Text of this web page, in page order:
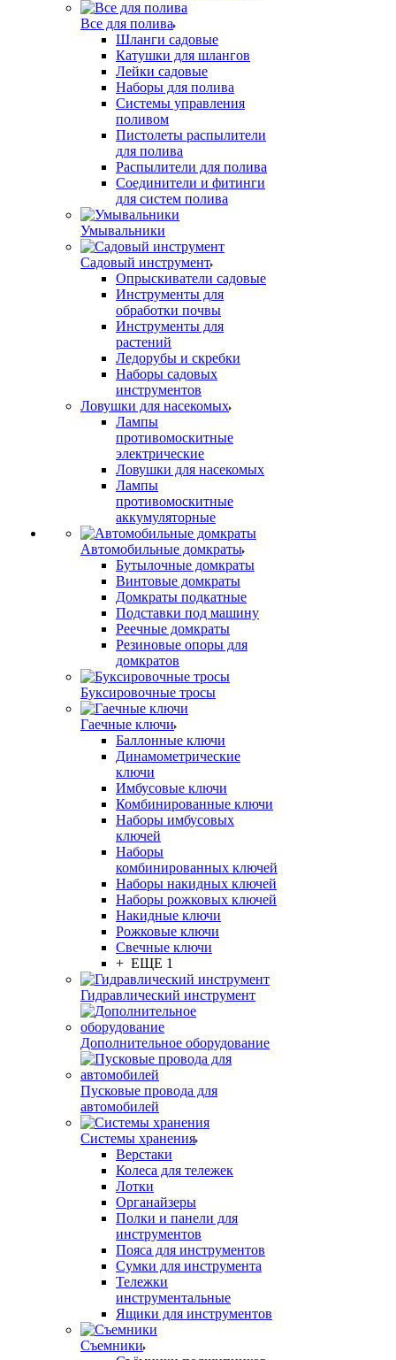
Все для полива
Шланги садовые
Катушки для шлангов
Лейки садовые
Наборы для полива
Системы управления
поливом
Пистолеты распылители
для полива
Распылители для полива
Соединители и фитинги
для систем полива
Умывальники
Садовый инструмент
Опрыскиватели садовые
Инструменты для
обработки почвы
Инструменты для
растений
Ледорубы и скребки
Наборы садовых
инструментов
Ловушки для насекомых
Лампы
противомоскитные
электрические
Ловушки для насекомых
Лампы
противомоскитные
аккумуляторные
Автомобильные домкраты
Бутылочные домкраты
Винтовые домкраты
Домкраты подкатные
Подставки под машину
Реечные домкраты
Резиновые опоры для
домкратов
Буксировочные тросы
Гаечные ключи
Баллонные ключи
Динамометрические
ключи
Имбусовые ключи
Комбинированные ключи
Наборы имбусовых
ключей
Наборы
комбинированных ключей
Наборы накидных ключей
Наборы рожковых ключей
Накидные ключи
Рожковые ключи
Свечные ключи
+ ЕЩЕ 1
Гидравлический инструмент
Дополнительное оборудование
Пусковые провода для
автомобилей
Системы хранения
Верстаки
Колеса для тележек
Лотки
Органайзеры
Полки и панели для
инструментов
Пояса для инструментов
Сумки для инструмента
Тележки
инструментальные
Ящики для инструментов
Съемники